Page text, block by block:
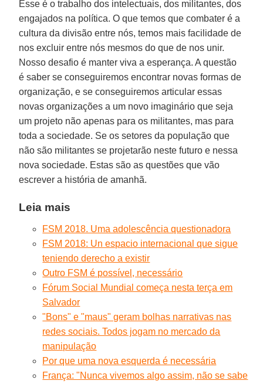
Esse é o trabalho dos intelectuais, dos militantes, dos
engajados na política. O que temos que combater é a
cultura da divisão entre nós, temos mais facilidade de
nos excluir entre nós mesmos do que de nos unir.
Nosso desafio é manter viva a esperança. A questão
é saber se conseguiremos encontrar novas formas de
organização, e se conseguiremos articular essas
novas organizações a um novo imaginário que seja
um projeto não apenas para os militantes, mas para
toda a sociedade. Se os setores da população que
não são militantes se projetarão neste futuro e nessa
nova sociedade. Estas são as questões que vão
escrever a história de amanhã.
Leia mais
FSM 2018. Uma adolescência questionadora
FSM 2018: Un espacio internacional que sigue
teniendo derecho a existir
Outro FSM é possível, necessário
Fórum Social Mundial começa nesta terça em
Salvador
"Bons" e "maus" geram bolhas narrativas nas
redes sociais. Todos jogam no mercado da
manipulação
Por que uma nova esquerda é necessária
França: "Nunca vivemos algo assim, não se sabe